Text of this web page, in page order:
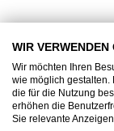
WIR VERWENDEN
Wir möchten Ihren
wie möglich gestalten.
die für die Nutzung
erhöhen die
Sie relevante